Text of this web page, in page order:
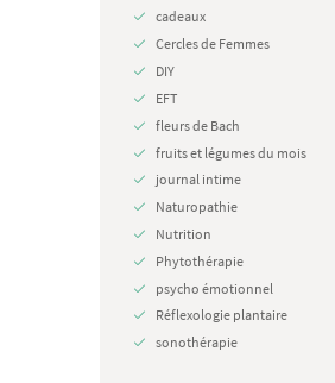
cadeaux
Cercles de Femmes
DIY
EFT
fleurs de Bach
fruits et légumes du mois
journal intime
Naturopathie
Nutrition
Phytothérapie
psycho émotionnel
Réflexologie plantaire
sonothérapie